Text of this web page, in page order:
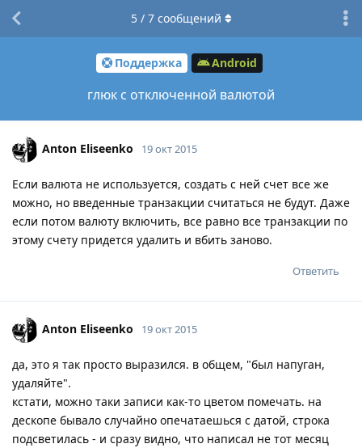
Поддержка Android
глюк с отключенной валютой
5/ 7сообщений
Anton Eliseenko 19 окт 2015
Если валюта не используется, создать с ней счет все же
можно, но введенные транзакции считаться не будут. Даже
если потом валюту включить, все равно все транзакции по
этому счету придется удалить и вбить заново.
Ответить
Anton Eliseenko 19 окт 2015
да, это я так просто выразился. в общем, "был напуган,
удаляйте".
кстати, можно таки записи как-то цветом помечать. на
дескопе бывало случайно опечатаешься с датой, строка
подсветилась - и сразу видно, что написал не тот месяц